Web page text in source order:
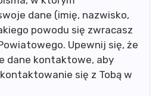
dane (imię, nazwisko,
powodu się zwracasz
Upewnij się, że
dane kontaktowe, aby
się z Tobą w